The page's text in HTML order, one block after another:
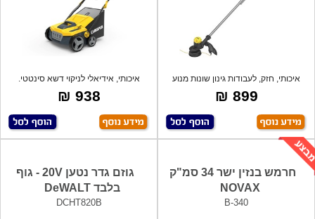
איכותי, חזק, לעבודות גינון שונות מנוע
899 ₪
איכותי, אידיאלי לניקוי דשא סינטטי.
מנקה
938 ₪
חרמש בנזין ישר 34 סמ"ק
NOVAX
B-340
גוזם גדר נטען 20V - גוף
בלבד DeWALT
DCHT820B